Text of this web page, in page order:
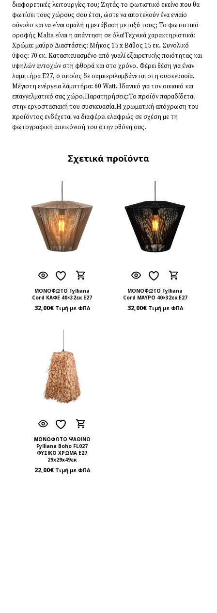
διαφορετικές λειτουργίες του; Ζητάς το φωτιστικό εκείνο που θα
φωτίσει τους χώρους σου έτσι, ώστε να αποτελούν ένα ενιαίο
σύνολο και να είναι ομαλή η μετάβαση μεταξύ τους; Το φωτιστικό
οροφής Malta είναι η απάντηση σε όλα!Τεχνικά χαρακτηριστικά:
Χρώμα: μαύρο Διαστάσεις: Μήκος 15 x Βάθος 15 εκ. Συνολικό
ύψος: 70 εκ. Κατασκευασμένο από γυαλί εξαιρετικής ποιότητας και
υψηλών αντοχών στη φθορά και στο χρόνο. Φέρει θέση για έναν
λαμπτήρα Ε27, ο οποίος δε συμπεριλαμβάνεται στη συσκευασία.
Μέγιστη ενέργεια λάμπτήρα: 60 Watt. Ιδανικό για τον οικιακό και
επαγγελματικό σας χώρο.Παρατηρήσεις:Το προϊόν παραδίδεται
στην εργοστασιακή του συσκευασία.Η χρωματική απόχρωση του
προϊόντος ενδέχεται να διαφέρει ελαφρώς σε σχέση με τη
φωτογραφική απεικόνισή του στην οθόνη σας.
Σχετικά προϊόντα
ΜΟΝΟΦΩΤΟ Fylliana
Cord ΚΑΦΕ 40×32εκ Ε27
32,00€ Τιμή με ΦΠΑ
ΜΟΝΟΦΩΤΟ Fylliana
Cord ΜΑΥΡΟ 40×32εκ Ε27
32,00€ Τιμή με ΦΠΑ
ΜΟΝΟΦΩΤΟ ΨΑΘΙΝΟ
Fylliana Boho FL027
ΦΥΣΙΚΟ ΧΡΩΜΑ Ε27
29x29x49εκ
22,00€ Τιμή με ΦΠΑ